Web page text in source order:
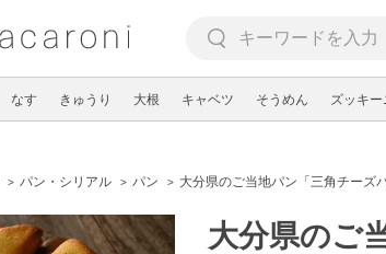
なす きゅうり 大根 キャベツ そうめん ズッキー
パン・シリアル パン 大分県のご当地パン「三角チーズ
大分県のご